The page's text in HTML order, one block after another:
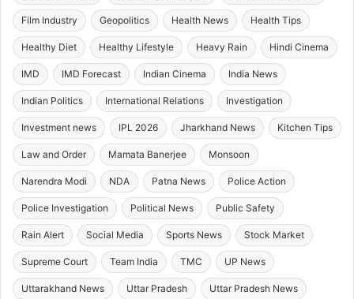
Film Industry Geopolitics Health News Health Tips
Healthy Diet Healthy Lifestyle Heavy Rain Hindi Cinema
IMD IMD Forecast Indian Cinema India News
Indian Politics International Relations Investigation
Investment news IPL 2026 Jharkhand News Kitchen Tips
Law and Order Mamata Banerjee Monsoon
Narendra Modi NDA Patna News Police Action
Police Investigation Political News Public Safety
Rain Alert Social Media Sports News Stock Market
Supreme Court Team India TMC UP News
Uttarakhand News Uttar Pradesh Uttar Pradesh News